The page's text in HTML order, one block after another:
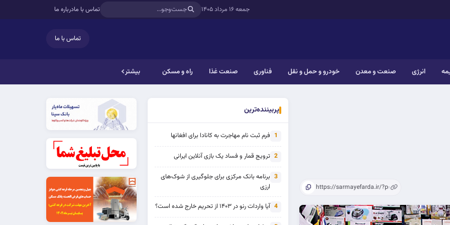
جمعه ۱۶ مرداد ۱۴۰۵ تماس با مادرباره ما
تماس با ما
انرژی صنعت و معدن خودرو و حمل و نقل فناوری صنعت غذا راه و مسکن بیشتر
پربیننده‌ترین
1 فرم ثبت نام مهاجرت به کانادا برای افغانها
2 ترویج قمار و فساد یک بازی آنلاین ایرانی
3 برنامه بانک مرکزی برای جلوگیری از شوک‌های
ارزی
4 آیا واردات رنو در ۱۴۰۳ از تحریم خارج شده است؟